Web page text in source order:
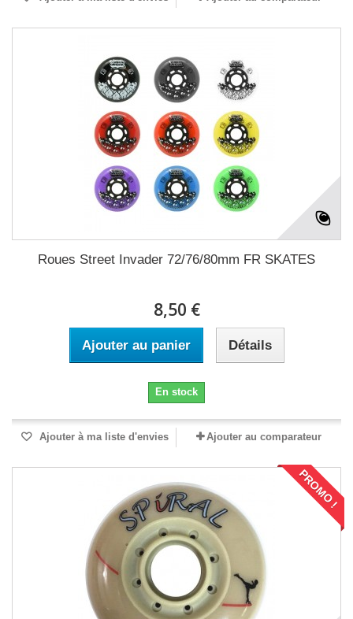
Roues Street Invader 72/76/80mm FR SKATES
8,50 €
Ajouter au panier Détails
En stock
Ajouter à ma liste d'envies Ajouter au comparateur
PROMO !